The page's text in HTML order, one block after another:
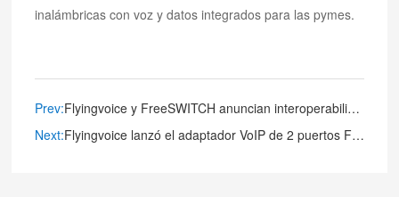
inalámbricas con voz y datos integrados para las pymes.
Prev:Flyingvoice y FreeSWITCH anuncian interoperabilidad
Next:Flyingvoice lanzó el adaptador VoIP de 2 puertos FXS recientemente actualizado - FTA5102E2